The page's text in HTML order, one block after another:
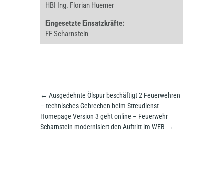
HBI Ing. Florian Huemer
Eingesetzte Einsatzkräfte:
FF Scharnstein
← Ausgedehnte Ölspur beschäftigt 2 Feuerwehren
– technisches Gebrechen beim Streudienst
Homepage Version 3 geht online – Feuerwehr
Scharnstein modernisiert den Auftritt im WEB →